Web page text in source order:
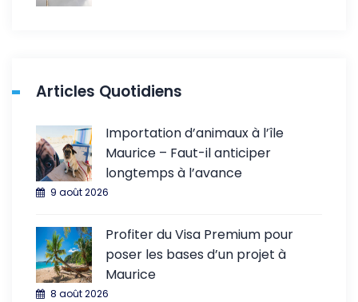
Articles Quotidiens
Importation d’animaux à l’île
Maurice – Faut-il anticiper
longtemps à l’avance
9 août 2026
Profiter du Visa Premium pour
poser les bases d’un projet à
Maurice
8 août 2026